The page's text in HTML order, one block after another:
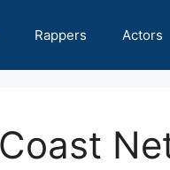
Rappers Actors